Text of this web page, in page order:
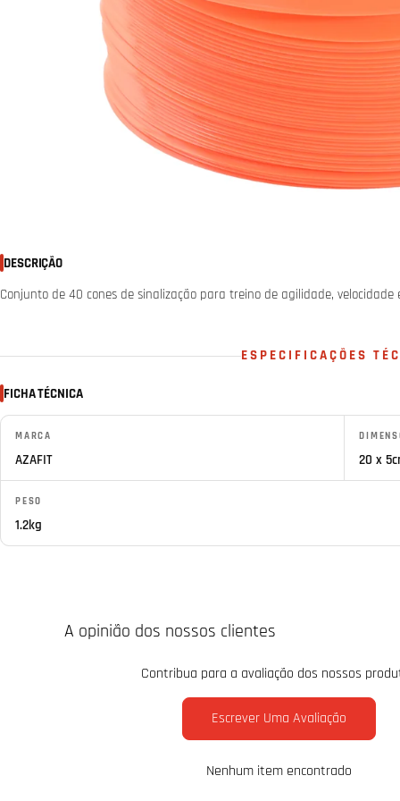
DESCRIÇÃO
Conjunto de 40 cones de sinalização para treino de agilidade,
ESPECIFICAÇÕES
FICHA TÉCNICA
MARCA
AZAFIT 20 x
PESO
1.2kg
A opinião dos nossos clientes
Contribua para a avaliação dos nossos
Escrever Uma Avaliação
Nenhum item encontrado